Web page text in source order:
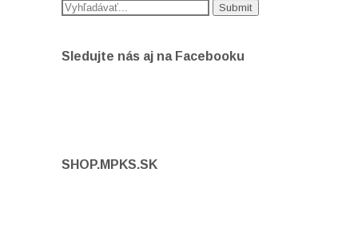
Sledujte nás aj na Facebooku
SHOP.MPKS.SK